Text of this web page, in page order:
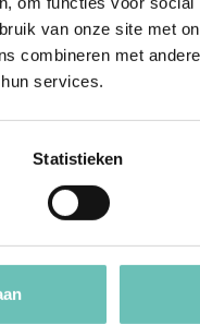
van onze site met
combineren met
services.
Statistieken
SEPTEMBER 2016
Hoge Raad:
2016, nr. 15/